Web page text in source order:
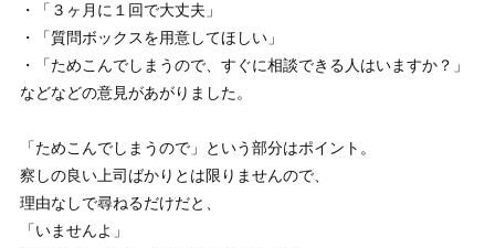
・「３ヶ月に１回で大丈夫」
・「質問ボックスを用意してほしい」
・「ためこんでしまうので、すぐに相談できる人はいますか？」
などなどの意見があがりました。
「ためこんでしまうので」という部分はポイント。
察しの良い上司ばかりとは限りませんので、
理由なしで尋ねるだけだと、
「いませんよ」